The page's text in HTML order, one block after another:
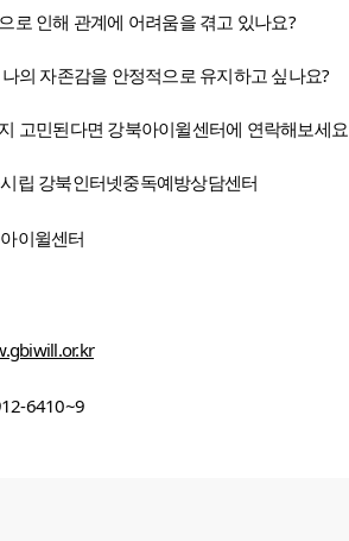
로 인해 관계에 어려움을 겪고 있나요?
의 자존감을 안정적으로 유지하고 싶나요?
고민된다면 강북아이윌센터에 연락해보세
립 강북인터넷중독예방상담센터
이윌센터
6410~9